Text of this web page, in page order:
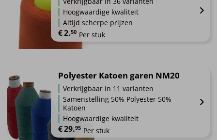
variaties.
Deze
optie
de
productpagina
Hoogwaardige kwaliteit
Altijd scherpe prijzen
€2.50 Per stuk
heeft
meerdere
variaties.
Deze
optie
gekozen
Polyester Katoen garen NM20
Verkrijgbaar in 11 varianten
Samenstelling 50% Polyester 50%
Katoen
Hoogwaardige kwaliteit
€29.95 Per stuk